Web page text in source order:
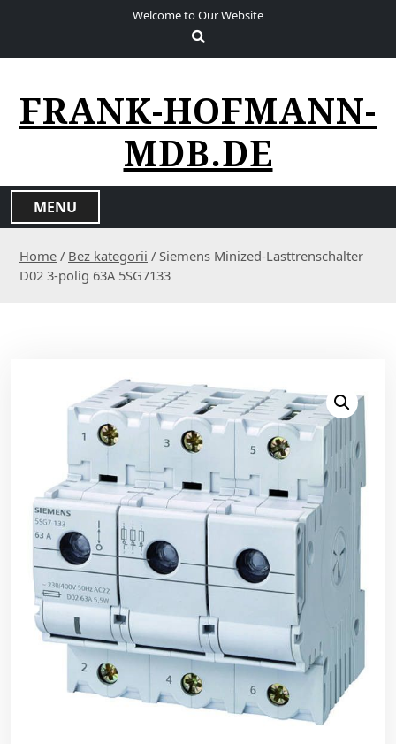
Welcome to Our Website
FRANK-HOFMANN-
MDB.DE
MENU
Home / Bez kategorii / Siemens Minized-Lasttrenschalter
D02 3-polig 63A 5SG7133